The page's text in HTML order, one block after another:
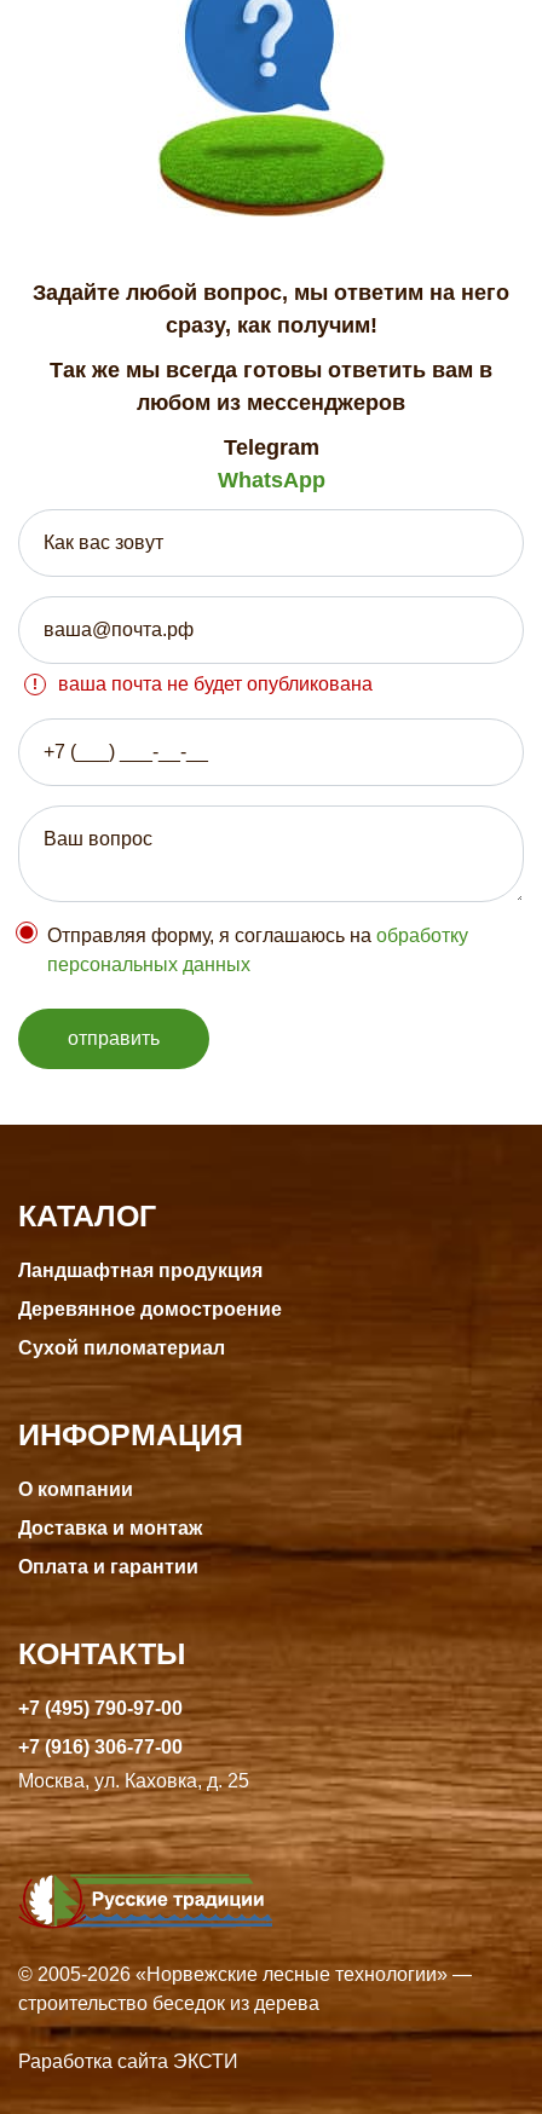
Задайте любой вопрос, мы ответим на него
сразу, как получим!
Так же мы всегда готовы ответить вам в
любом из мессенджеров
Telegram
WhatsApp
ваша почта не будет опубликована
Отправляя форму, я соглашаюсь на обработку
персональных данных
отправить
КАТАЛОГ
Ландшафтная продукция
Деревянное домостроение
Сухой пиломатериал
ИНФОРМАЦИЯ
О компании
Доставка и монтаж
Оплата и гарантии
КОНТАКТЫ
+7 (495) 790-97-00
+7 (916) 306-77-00
Москва, ул. Каховка, д. 25
© 2005-2026 «Норвежские лесные технологии» —
строительство беседок из дерева
Раработка сайта ЭКСТИ